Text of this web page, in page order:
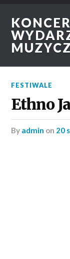
FESTIWALE
Ethno
by admin on 20